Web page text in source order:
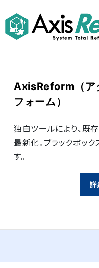
AxisReform（ア
フォーム）
独自ツールにより、既
最新化。ブラックボッ
す。
詳